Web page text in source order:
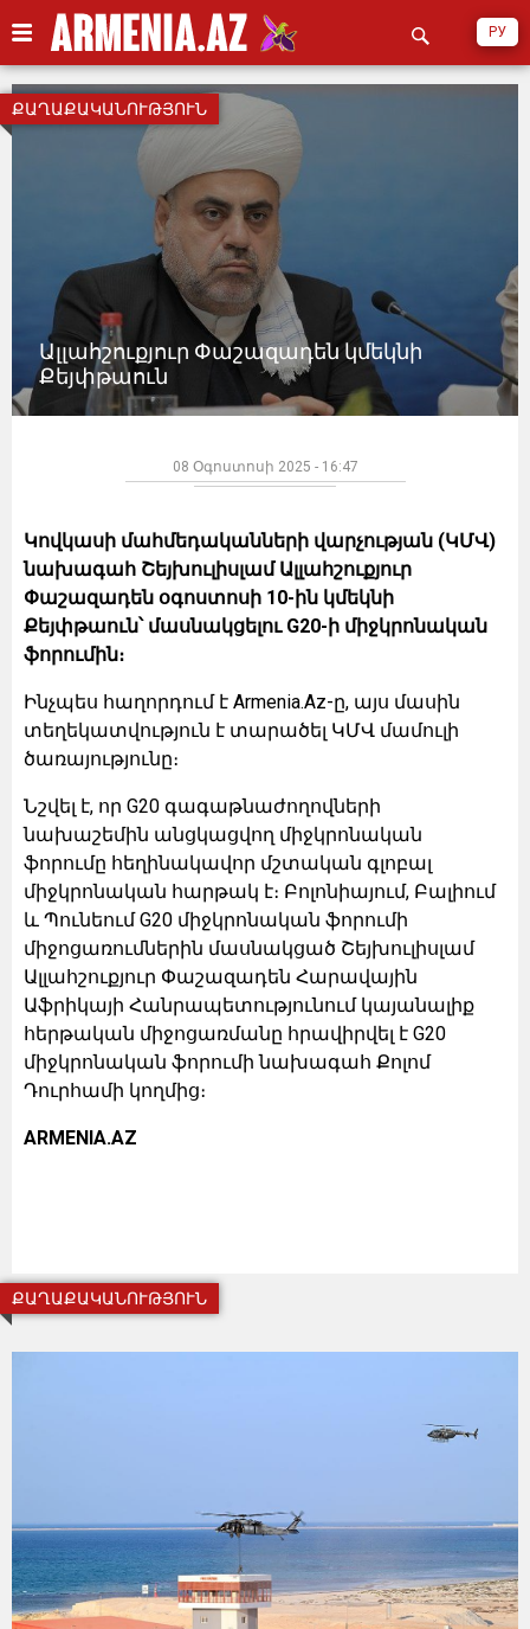
РУ
Ալլահշուքյուր Փաշազադեն կմեկնի
Քեյփթաուն
ՔԱՂԱՔԱԿԱՆՈՒԹՅՈՒՆ
08 Օգոստոսի 2025 - 16:47
Կովկասի մահմեդականների վարչության (ԿՄՎ)
նախագահ Շեյխուլիսլամ Ալլահշուքյուր
Փաշազադեն օգոստոսի 10-ին կմեկնի
Քեյփթաուն՝ մասնակցելու G20-ի միջկրոնական
ֆորումին։
Ինչպես հաղորդում է Armenia.Az-ը, այս մասին
տեղեկատվություն է տարածել ԿՄՎ մամուլի
ծառայությունը։
Նշվել է, որ G20 գագաթնաժողովների
նախաշեմին անցկացվող միջկրոնական
ֆորումը հեղինակավոր մշտական գլոբալ
միջկրոնական հարթակ է։ Բոլոնիայում, Բալիում
և Պունեում G20 միջկրոնական ֆորումի
միջոցառումներին մասնակցած Շեյխուլիսլամ
Ալլահշուքյուր Փաշազադեն Հարավային
Աֆրիկայի Հանրապետությունում կայանալիք
հերթական միջոցառմանը հրավիրվել է G20
միջկրոնական ֆորումի նախագահ Քոլոմ
Դուրհամի կողմից։
ARMENIA.AZ
ՔԱՂԱՔԱԿԱՆՈՒԹՅՈՒՆ